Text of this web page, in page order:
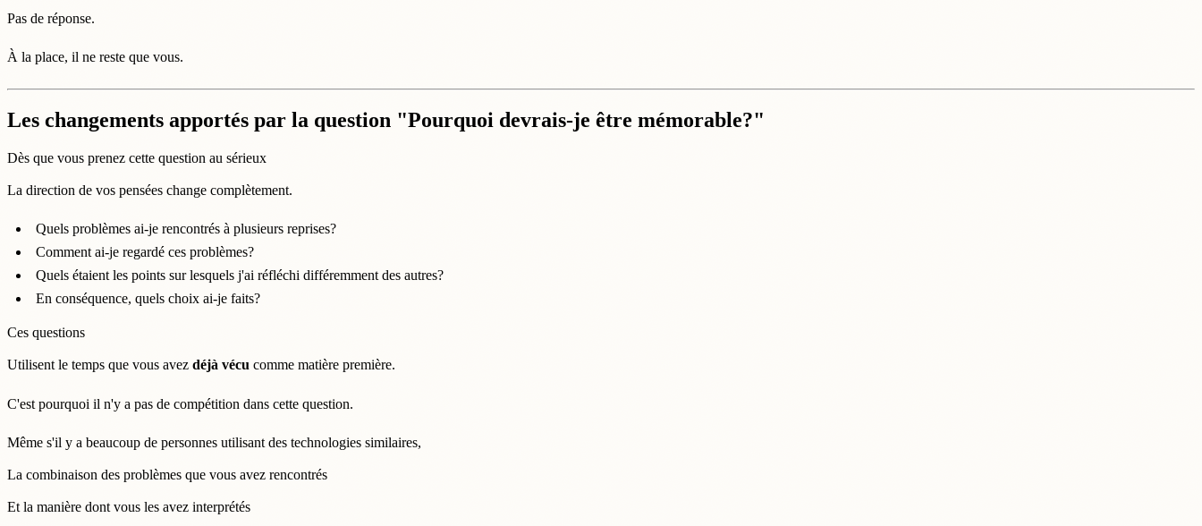
Pas de réponse.
À la place, il ne reste que vous.
Les changements apportés par la question "Pourquoi devrais-je être mémorable?"
Dès que vous prenez cette question au sérieux
La direction de vos pensées change complètement.
Quels problèmes ai-je rencontrés à plusieurs reprises?
Comment ai-je regardé ces problèmes?
Quels étaient les points sur lesquels j'ai réfléchi différemment des autres?
En conséquence, quels choix ai-je faits?
Ces questions
Utilisent le temps que vous avez déjà vécu comme matière première.
C'est pourquoi il n'y a pas de compétition dans cette question.
Même s'il y a beaucoup de personnes utilisant des technologies similaires,
La combinaison des problèmes que vous avez rencontrés
Et la manière dont vous les avez interprétés